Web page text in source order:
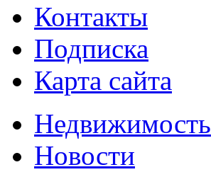
Контакты
Подписка
Карта сайта
Недвижимость
Новости